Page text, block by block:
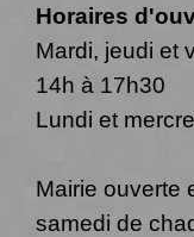
Horaires
Mardi, jeudi et
14h à 17h30
Lundi et
Mairie ouverte
samedi de